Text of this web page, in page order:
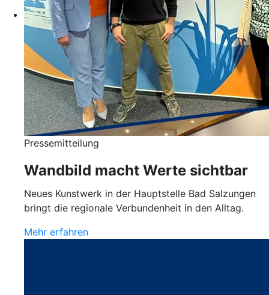
Pressemitteilung
Wandbild macht Werte sichtbar
Neues Kunstwerk in der Hauptstelle Bad Salzungen
bringt die regionale Verbundenheit in den Alltag.
Mehr erfahren